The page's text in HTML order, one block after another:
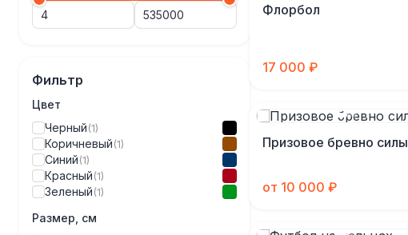
Фильтр
Цвет
Черный(1)
Коричневый(1)
Синий(1)
Красный(1)
Зеленый(1)
Размер, см
Флорбол
17 000 ₽
Призовое бревно силы
от 10 000 ₽